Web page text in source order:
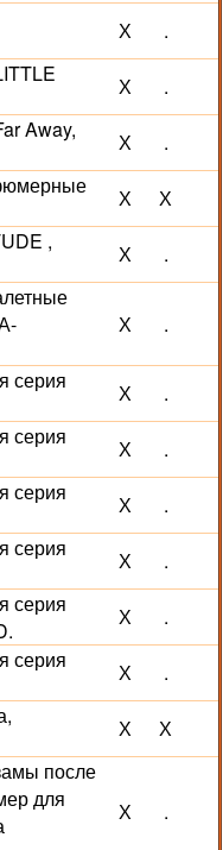
Х .
Х .
Away,
Х .
Х Х
,
Х .
Х .
серия
Х .
серия
Х .
серия
Х .
серия
Х .
серия
Х .
серия
Х .
Х Х
после
для
Х .